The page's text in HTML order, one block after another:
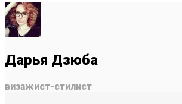
Дарья Дзюба
визажист-стилист